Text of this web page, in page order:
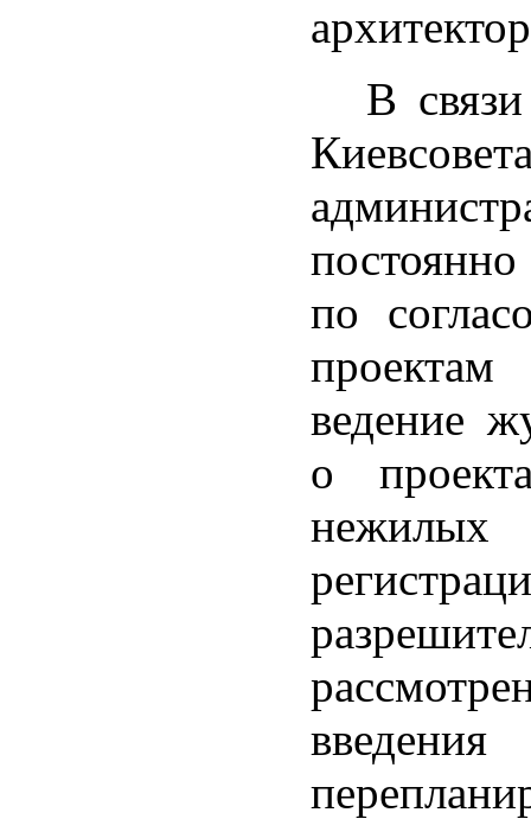
В
по
проектам
ведение
о